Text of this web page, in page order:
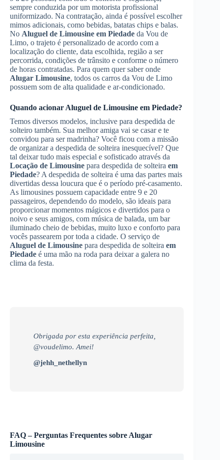
sempre conduzida por um motorista profissional
uniformizado. Na contratação, ainda é possível escolher
mimos adicionais, como bebidas, batatas chips e balas.
No Aluguel de Limousine em Piedade da Vou de
Limo, o trajeto é personalizado de acordo com a
localização do cliente, data escolhida, região a ser
percorrida, condições de trânsito e conforme o número
de horas contratadas. Para quem quer saber onde
Alugar Limousine, todos os carros da Vou de Limo
possuem som de alta qualidade e ar-condicionado.
Quando acionar Aluguel de Limousine em Piedade?
Temos diversos modelos, inclusive para despedida de
solteiro também. Sua melhor amiga vai se casar e te
convidou para ser madrinha? Você ficou com a missão
de organizar a despedida de solteira inesquecível? Que
tal deixar tudo mais especial e sofisticado através da
Locação de Limousine para despedida de solteira em
Piedade? A despedida de solteira é uma das partes mais
divertidas dessa loucura que é o período pré-casamento.
As limousines possuem capacidade entre 9 e 20
passageiros, dependendo do modelo, são ideais para
proporcionar momentos mágicos e divertidos para o
noivo e seus amigos, com música de balada, um bar
iluminado cheio de bebidas, muito luxo e conforto para
vocês passearem por toda a cidade. O serviço de
Aluguel de Limousine para despedida de solteira em
Piedade é uma mão na roda para deixar a galera no
clima da festa.
Obrigada por esta experiência perfeita,
@voudelimo. Amei!
@jehh_nethellyn
FAQ – Perguntas Frequentes sobre Alugar
Limousine